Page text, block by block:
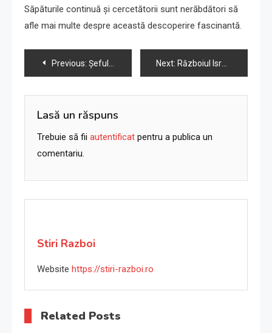
Săpăturile continuă și cercetătorii sunt nerăbdători să
afle mai multe despre această descoperire fascinantă.
Navigare
în
articole
Previous: Șeful nuclear al Iranului: Amenințarea ministruilui de a „nucleariza Gaza” confirmă capacitățile Israelului Next: Războiul Israelului cu Hamas, după o lună. Ce urmează?
Lasă un răspuns
Trebuie să fii autentificat pentru a publica un
comentariu.
Stiri Razboi
Website https://stiri-razboi.ro
Related Posts